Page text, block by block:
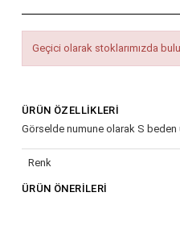
Geçici olarak stoklarımızda
ÜRÜN ÖZELLIKLERI
Görselde numune olarak S beden
Renk
ÜRÜN ÖNERILERI